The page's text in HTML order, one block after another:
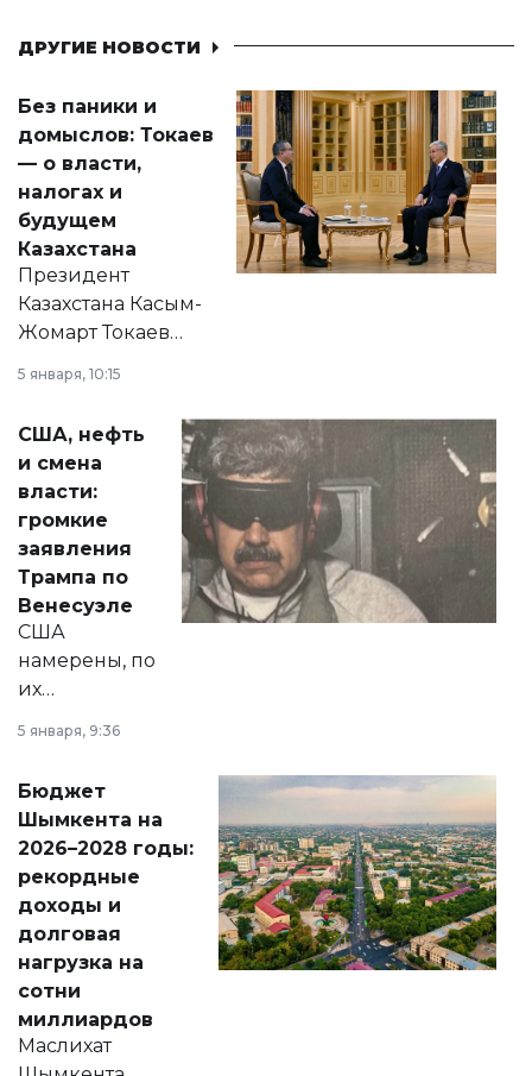
ДРУГИЕ НОВОСТИ
Без паники и
домыслов: Токаев
— о власти,
налогах и
будущем
Казахстана
Президент
Казахстана Касым-
Жомарт Токаев
сразу несколько
актуальных тем —
от слухов о
политических
реформах до
вопросов армии,
экономики и
личного здоровья.
5 января, 10:15
США, нефть
и смена
власти:
громкие
заявления
Трампа по
Венесуэле
США
намерены, по
их
принести
народу
Венесуэлы.
5 января, 9:36
Бюджет
Шымкента на
2026–2028 годы:
рекордные
доходы и
долговая
нагрузка на
сотни
миллиардов
Маслихат